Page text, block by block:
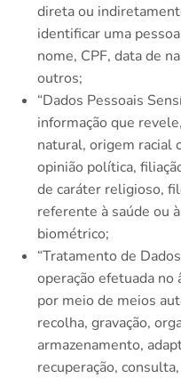
direta ou
identificar uma
nome, CPF, data de
outros;
“Dados Pessoais
informação que
natural, origem racial
opinião política,
de caráter religioso,
referente à saúde ou
biométrico;
“Tratamento de
operação efetuada no
por meio de meios
recolha, gravação,
armazenamento,
recuperação,